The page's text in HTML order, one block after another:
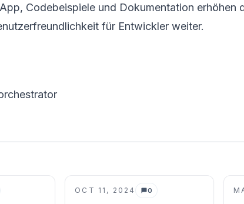
Codebeispiele und Dokumentation erhöhen
für Entwickler weiter.
OCT 11, 2024 0
Kommentare